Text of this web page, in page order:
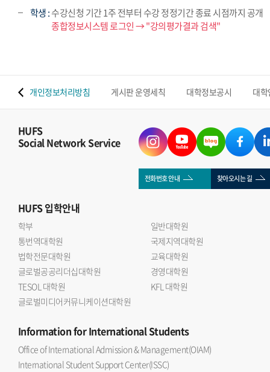
학생 :수강신청 기간 1주 전부터 수강 정정기간 종료 시점까지 공개
학생 :종합정보시스템 로그인 → "강의평가결과 검색"
개인정보처리방침 게시판 운영세칙 대학정보공시 대
HUFS
Social Network Service
전화번호 안내 찾아오시는 길
HUFS입학안내
학부
일반대학원
통번역대학원
국제지역대학원
법학전문대학원
교육대학원
글로벌공공리더십대학원
경영대학원
TESOL 대학원
KFL 대학원
글로벌미디어커뮤니케이션대학원
Informationfor International Students
Office of International Admission & Management(OIAM)
International Student Support Center(ISSC)